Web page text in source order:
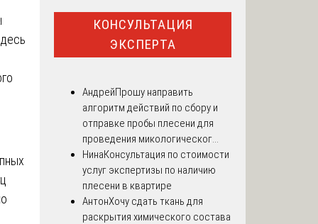
КОНСУЛЬТАЦИЯ
ЭКСПЕРТА
АндрейПрошу направить
алгоритм действий по сбору и
отправке пробы плесени для
проведения микологическог...
НинаКонсультация по стоимости
услуг экспертизы по наличию
плесени в квартире
АнтонХочу сдать ткань для
раскрытия химического состава